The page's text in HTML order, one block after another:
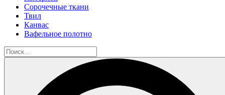
Сорочечные ткани
Твил
Канвас
Вафельное полотно